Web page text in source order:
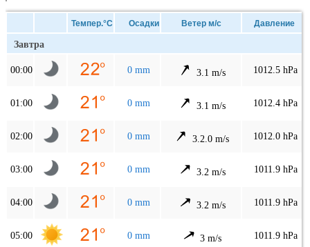
Темпер.°C Осадки Ветер м/с Давление
Завтра
00:00 0 mm 3.1 m/s 1012.5 hPa
01:00 0 mm 3.1 m/s 1012.4 hPa
02:00 0 mm 3.2.0 m/s 1012.0 hPa
03:00 0 mm 3.2 m/s 1011.9 hPa
04:00 0 mm 3.2 m/s 1011.9 hPa
05:00 0 mm 3 m/s 1011.9 hPa